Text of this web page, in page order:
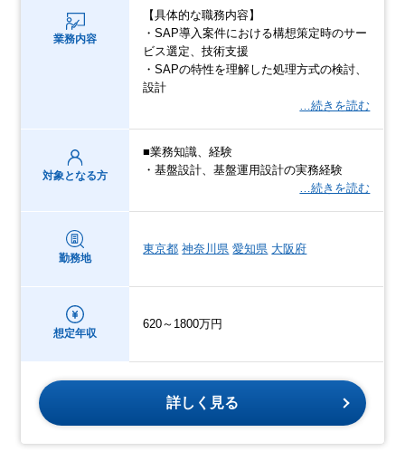
業務内容
【具体的な職務内容】
・SAP導入案件における構想策定時のサー
ビス選定、技術支援
・SAPの特性を理解した処理方式の検討、
設計
…続きを読む
対象となる方
■業務知識、経験
・基盤設計、基盤運用設計の実務経験
…続きを読む
勤務地
東京都 神奈川県 愛知県 大阪府
想定年収
620～1800万円
詳しく見る